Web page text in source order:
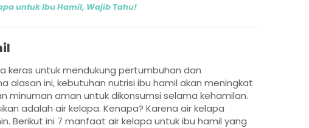
untuk Ibu Hamil, Wajib Tahu!
keras untuk mendukung pertumbuhan dan
alasan ini, kebutuhan nutrisi ibu hamil akan meningkat
minuman aman untuk dikonsumsi selama kehamilan.
adalah air kelapa. Kenapa? Karena air kelapa
Berikut ini 7 manfaat air kelapa untuk ibu hamil yang